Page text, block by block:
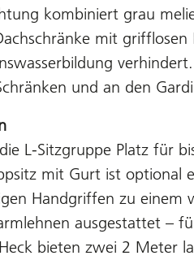
kombiniert grau
mit
und an den
L-Sitzgruppe Platz für
mit Gurt ist optional
Handgriffen zu einem
ausgestattet –
bieten zwei 2 Meter